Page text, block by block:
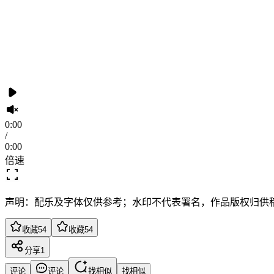
0:00
/
0:00
倍速
声明：配乐及字体仅供参考；水印不代表署名，作品版权归供
收藏54 收藏54
分享1
评论 评论 找相似 找相似